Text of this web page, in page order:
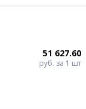
51 627.60
руб. за 1 шт